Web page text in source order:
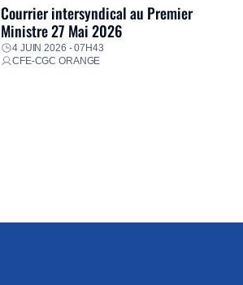
Courrier intersyndical au Premier
Ministre 27 Mai 2026
4 JUIN 2026 - 07H43
CFE-CGC ORANGE